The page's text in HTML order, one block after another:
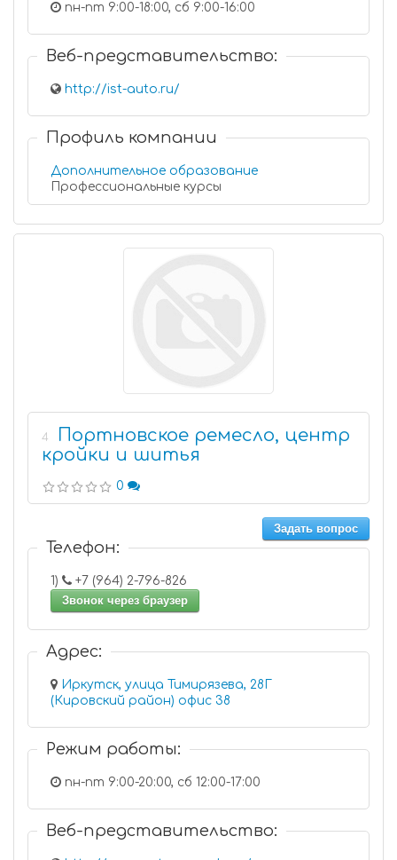
пн-пт 9:00-18:00, сб 9:00-16:00
Веб-представительство:
http://ist-auto.ru/
Профиль компании
Дополнительное образование
Профессиональные курсы
4
Портновское ремесло, центр
кройки и шитья
0
Задать вопрос
Телефон:
1)
+7 (964) 2-796-826
Звонок через браузер
Адрес:
Иркутск, улица Тимирязева, 28Г
(Кировский район) офис 38
Режим работы:
пн-пт 9:00-20:00, сб 12:00-17:00
Веб-представительство: